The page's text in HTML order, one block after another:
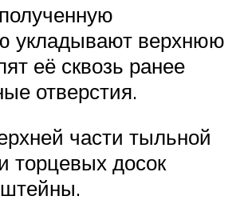
укладывают верхнюю
её сквозь ранее
отверстия.
части тыльной
торцевых досок